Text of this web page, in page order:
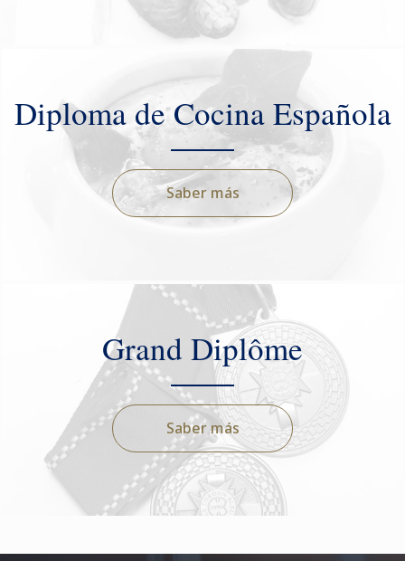
Diploma de Cocina Española
Saber más
Grand Diplôme
Saber más